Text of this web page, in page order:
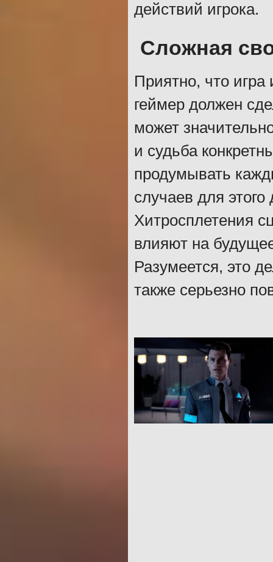
действий игрока.
Сложная
Приятно, что
геймер должен
может
и судьба
продумывать
случаев для
Хитросплетения
влияют на
Разумеется, это
также серьезно